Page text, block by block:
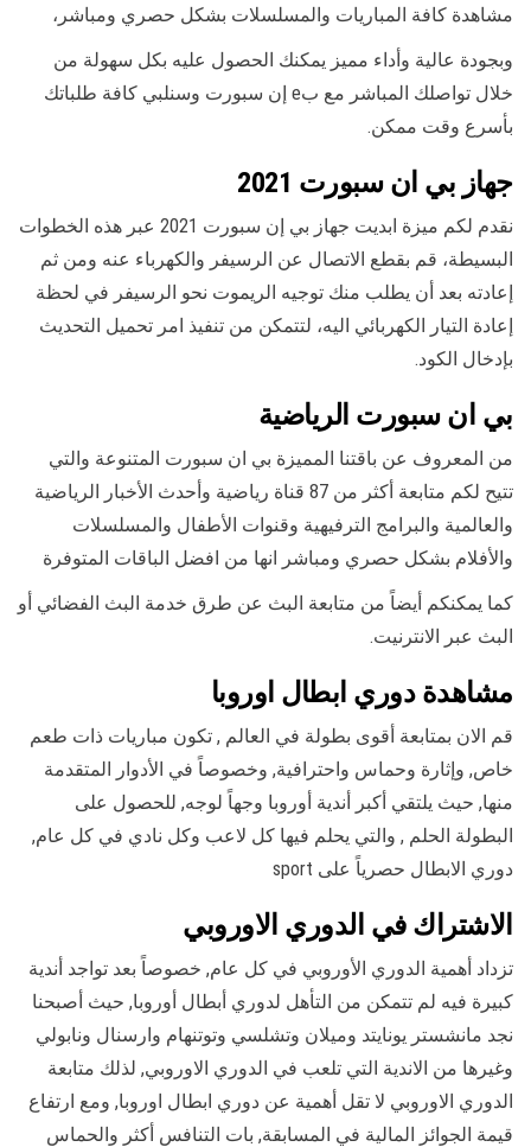
مشاهدة كافة المباريات والمسلسلات بشكل حصري ومباشر،
وبجودة عالية وأداء مميز يمكنك الحصول عليه بكل سهولة من
خلال تواصلك المباشر مع بe إن سبورت وسنلبي كافة طلباتك
بأسرع وقت ممكن.
جهاز بي ان سبورت 2021
نقدم لكم ميزة ابديت جهاز بي إن سبورت 2021 عبر هذه الخطوات
البسيطة، قم بقطع الاتصال عن الرسيفر والكهرباء عنه ومن ثم
إعادته بعد أن يطلب منك توجيه الريموت نحو الرسيفر في لحظة
إعادة التيار الكهربائي اليه، لتتمكن من تنفيذ امر تحميل التحديث
بإدخال الكود.
بي ان سبورت الرياضية
من المعروف عن باقتنا المميزة بي ان سبورت المتنوعة والتي
تتيح لكم متابعة أكثر من 87 قناة رياضية وأحدث الأخبار الرياضية
والعالمية والبرامج الترفيهية وقنوات الأطفال والمسلسلات
والأفلام بشكل حصري ومباشر انها من افضل الباقات المتوفرة
كما يمكنكم أيضاً من متابعة البث عن طرق خدمة البث الفضائي أو
البث عبر الانترنيت.
مشاهدة دوري ابطال اوروبا
قم الان بمتابعة أقوى بطولة في العالم , تكون مباريات ذات طعم
خاص, وإثارة وحماس واحترافية, وخصوصاً في الأدوار المتقدمة
منها, حيث يلتقي أكبر أندية أوروبا وجهاً لوجه, للحصول على
البطولة الحلم , والتي يحلم فيها كل لاعب وكل نادي في كل عام,
دوري الابطال حصرياً على sport
الاشتراك في الدوري الاوروبي
تزداد أهمية الدوري الأوروبي في كل عام, خصوصاً بعد تواجد أندية
كبيرة فيه لم تتمكن من التأهل لدوري أبطال أوروبا, حيث أصبحنا
نجد مانشستر يونايتد وميلان وتشلسي وتوتنهام وارسنال ونابولي
وغيرها من الاندية التي تلعب في الدوري الاوروبي, لذلك متابعة
الدوري الاوروبي لا تقل أهمية عن دوري ابطال اوروبا, ومع ارتفاع
قيمة الجوائز المالية في المسابقة, بات التنافس أكثر والحماس